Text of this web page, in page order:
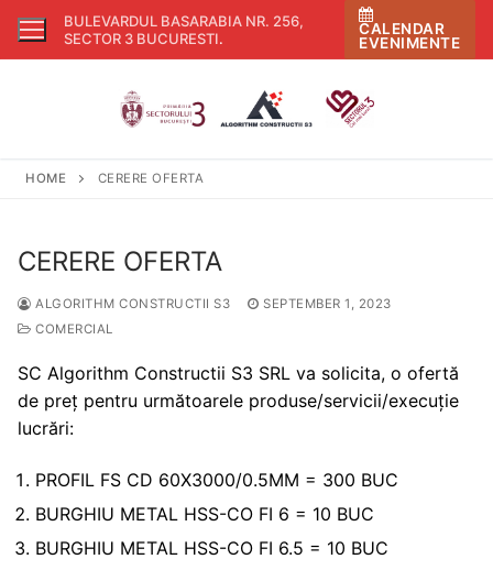
Skip
BULEVARDUL BASARABIA NR. 256,
SECTOR 3 BUCURESTI.
CALENDAR
EVENIMENTE
HOME CERERE OFERTA
CERERE OFERTA
ALGORITHM CONSTRUCTII S3
SEPTEMBER 1, 2023
COMERCIAL
SC Algorithm Constructii S3 SRL va solicita, o ofertă
de preț pentru următoarele produse/servicii/execuție
lucrări:
PROFIL FS CD 60X3000/0.5MM = 300 BUC
BURGHIU METAL HSS-CO FI 6 = 10 BUC
BURGHIU METAL HSS-CO FI 6.5 = 10 BUC